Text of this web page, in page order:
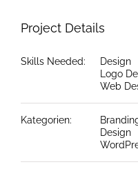
Project Details
Skills Needed:
Design
Logo
Web
Kategorien:
Design